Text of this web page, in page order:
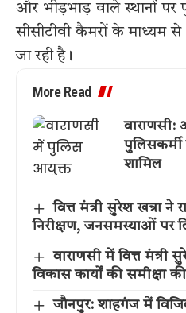
और भीड़भाड़ वाले स्थानों पर
सीसीटीवी कैमरों के माध्यम से
जा रही है।
More Read
पुलिसकर्मी
शामिल
वित्त मंत्री सुरेश खन्ना
निरीक्षण, जनसमस्याओं पर
वाराणसी में वित्त मंत्री
विकास कार्यों की समीक्षा
जौनपुर: शाहगंज में